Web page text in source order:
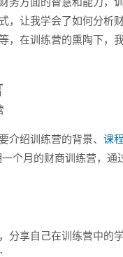
，让我学会了如何分析
，在训练营的熏陶下，
介绍训练营的背景、 课
个月的财商训练营，通
分享自己在训练营中的